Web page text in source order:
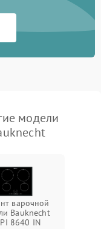
модели
варочной
Bauknecht
8640 IN